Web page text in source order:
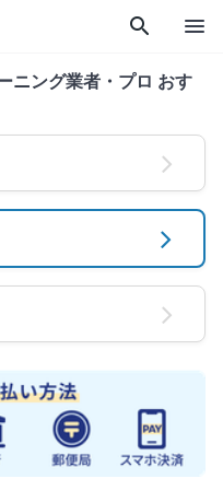
search menu
ニング業者・プロ おす